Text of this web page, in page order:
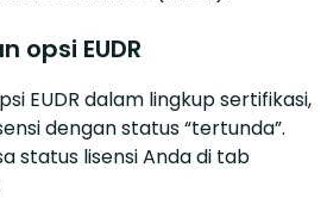
opsi EUDR
EUDR dalam lingkup sertifikasi,
dengan status “tertunda”.
status lisensi Anda di tab